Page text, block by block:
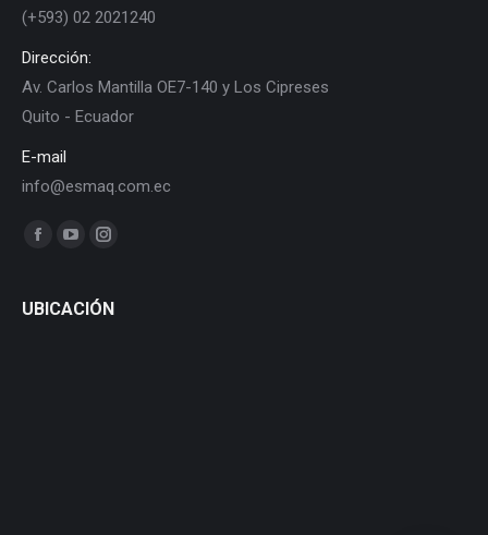
(+593) 02 2021240
Dirección:
Av. Carlos Mantilla OE7-140 y Los Cipreses
Quito - Ecuador
E-mail
info@esmaq.com.ec
Find us on:
Facebook
opens
YouTube
opens
Instagram
opens
UBICACIÓN